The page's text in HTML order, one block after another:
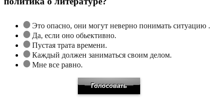
Это опасно, они могут неверно понимать ситуацию .
Да, если оно обьективно.
Пустая трата времени.
Каждый должен заниматься своим делом.
Мне все равно.